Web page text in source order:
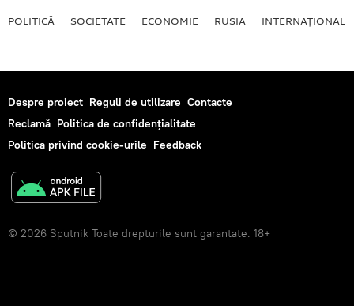
POLITICĂ SOCIETATE ECONOMIE RUSIA INTERNAŢIONAL
Despre proiect Reguli de utilizare Contacte
Reclamă Politica de confidențialitate
Politica privind cookie-urile Feedback
© 2026 Sputnik Toate drepturile sunt garantate. 18+